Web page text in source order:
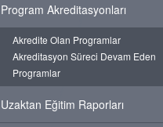
Program Akreditasyonları
Akredite Olan Programlar
Akreditasyon Süreci Devam Eden
Programlar
Uzaktan Eğitim Raporları